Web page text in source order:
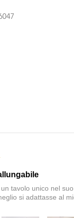
tavolo unico nel
si adattasse al